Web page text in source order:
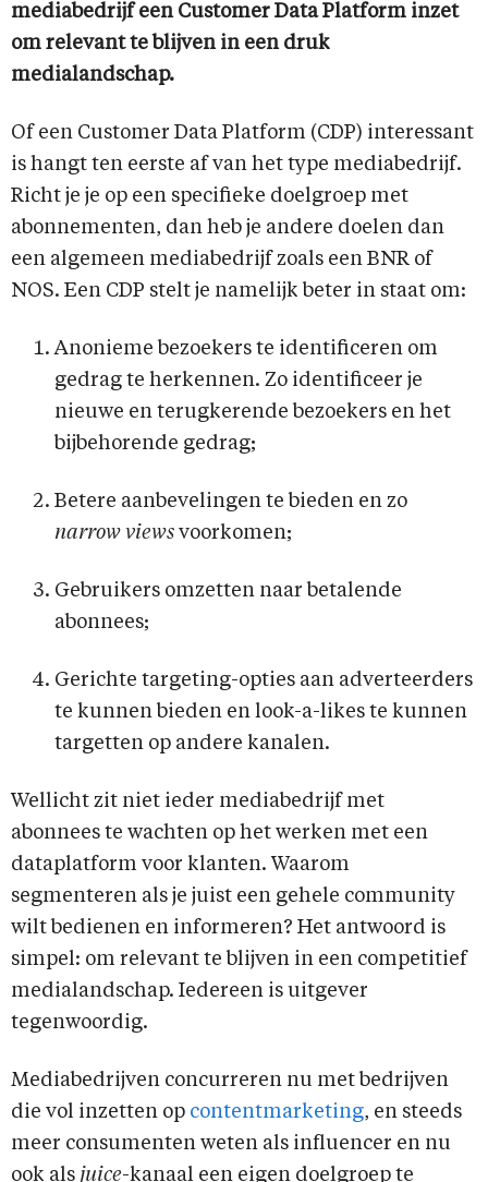
mediabedrijf een Customer Data Platform inzet
om relevant te blijven in een druk
medialandschap.
Of een Customer Data Platform (CDP) interessant
is hangt ten eerste af van het type mediabedrijf.
Richt je je op een specifieke doelgroep met
abonnementen, dan heb je andere doelen dan
een algemeen mediabedrijf zoals een BNR of
NOS. Een CDP stelt je namelijk beter in staat om:
Anonieme bezoekers te identificeren om
gedrag te herkennen. Zo identificeer je
nieuwe en terugkerende bezoekers en het
bijbehorende gedrag;
Betere aanbevelingen te bieden en zo
narrow views voorkomen;
Gebruikers omzetten naar betalende
abonnees;
Gerichte targeting-opties aan adverteerders
te kunnen bieden en look-a-likes te kunnen
targetten op andere kanalen.
Wellicht zit niet ieder mediabedrijf met
abonnees te wachten op het werken met een
dataplatform voor klanten. Waarom
segmenteren als je juist een gehele community
wilt bedienen en informeren? Het antwoord is
simpel: om relevant te blijven in een competitief
medialandschap. Iedereen is uitgever
tegenwoordig.
Mediabedrijven concurreren nu met bedrijven
die vol inzetten op contentmarketing, en steeds
meer consumenten weten als influencer en nu
ook als juice-kanaal een eigen doelgroep te